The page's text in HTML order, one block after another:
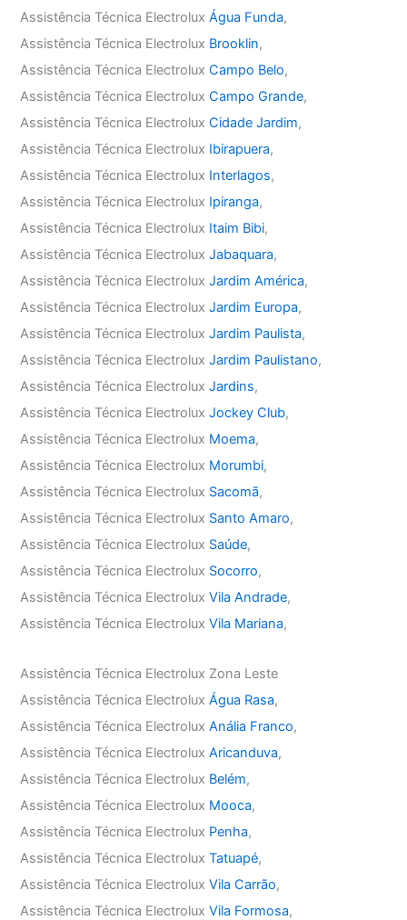
Assistência Técnica ElectroluxÁgua Funda,
Assistência Técnica Electrolux Brooklin,
Assistência Técnica ElectroluxCampo Belo,
Assistência Técnica ElectroluxCampo Grande,
Assistência Técnica ElectroluxCidade Jardim,
Assistência Técnica Electrolux Ibirapuera,
Assistência Técnica Electrolux Interlagos,
Assistência Técnica Electrolux Ipiranga,
Assistência Técnica Electrolux Itaim Bibi,
Assistência Técnica ElectroluxJabaquara,
Assistência Técnica ElectroluxJardim América,
Assistência Técnica ElectroluxJardim Europa,
Assistência Técnica ElectroluxJardim Paulista,
Assistência Técnica ElectroluxJardim Paulistano,
Assistência Técnica ElectroluxJardins,
Assistência Técnica ElectroluxJockey Club,
Assistência Técnica Electrolux Moema,
Assistência Técnica Electrolux Morumbi,
Assistência Técnica Electrolux Sacomã,
Assistência Técnica Electrolux Santo Amaro,
Assistência Técnica Electrolux Saúde,
Assistência Técnica Electrolux Socorro,
Assistência Técnica ElectroluxVila Andrade,
Assistência Técnica ElectroluxVila Mariana,
Assistência Técnica Electrolux Zona Leste
Assistência Técnica ElectroluxÁgua Rasa,
Assistência Técnica ElectroluxAnália Franco,
Assistência Técnica ElectroluxAricanduva,
Assistência Técnica Electrolux Belém,
Assistência Técnica Electrolux Mooca,
Assistência Técnica Electrolux Penha,
Assistência Técnica ElectroluxTatuapé,
Assistência Técnica ElectroluxVila Carrão,
Assistência Técnica ElectroluxVila Formosa,